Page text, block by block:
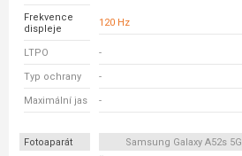
Frekvence
displeje
120 Hz
LTPO -
Typ ochrany -
Maximální jas -
Fotoaparát Samsung Galaxy A52s 5G